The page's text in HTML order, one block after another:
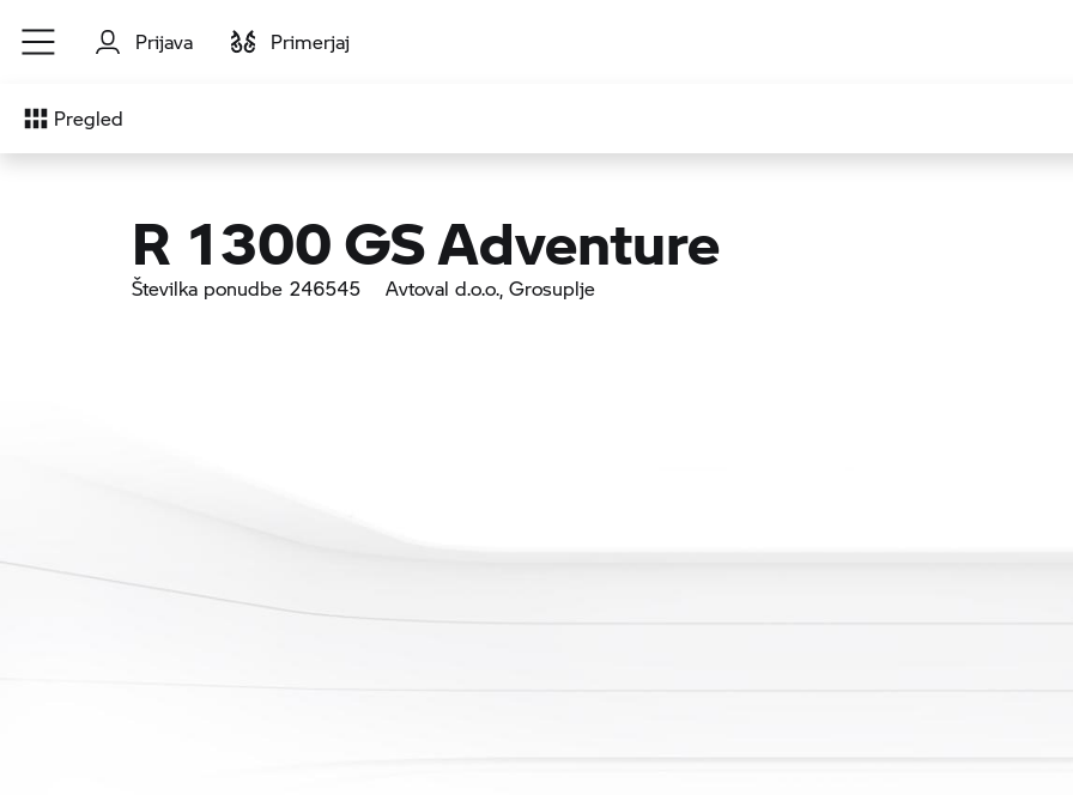
Preskoči na glavno vsebino
Prijava Primerjaj
Pregled
R 1300 GS Adventure
Številka ponudbe 246545 Avtoval d.o.o., Grosuplje